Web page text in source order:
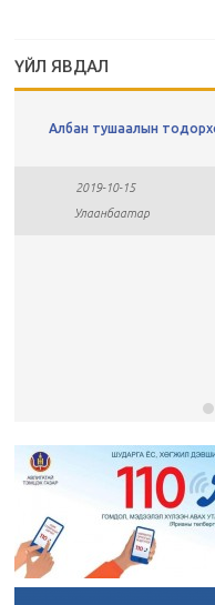
ҮЙЛ ЯВДАЛ
Албан тушаалын
2019-10-15
Улаанбаатар